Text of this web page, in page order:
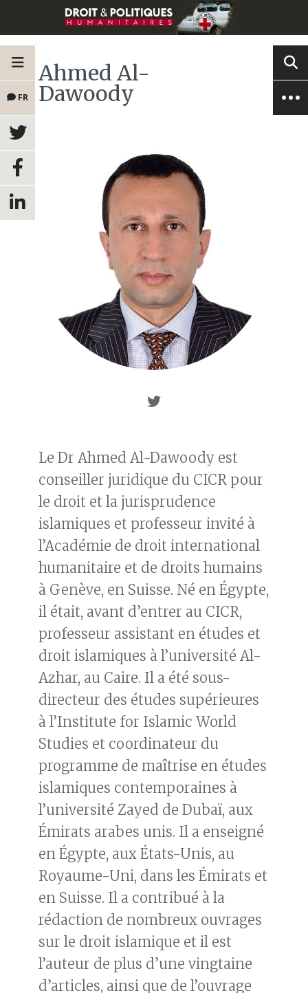
FR
Ahmed Al-
Dawoody
Le Dr Ahmed Al-Dawoody est
conseiller juridique du CICR pour
le droit et la jurisprudence
islamiques et professeur invité à
l’Académie de droit international
humanitaire et de droits humains
à Genève, en Suisse. Né en Égypte,
il était, avant d’entrer au CICR,
professeur assistant en études et
droit islamiques à l’université Al-
Azhar, au Caire. Il a été sous-
directeur des études supérieures
à l’Institute for Islamic World
Studies et coordinateur du
programme de maîtrise en études
islamiques contemporaines à
l’université Zayed de Dubaï, aux
Émirats arabes unis. Il a enseigné
en Égypte, aux États-Unis, au
Royaume-Uni, dans les Émirats et
en Suisse. Il a contribué à la
rédaction de nombreux ouvrages
sur le droit islamique et il est
l’auteur de plus d’une vingtaine
d’articles, ainsi que de l’ouvrage